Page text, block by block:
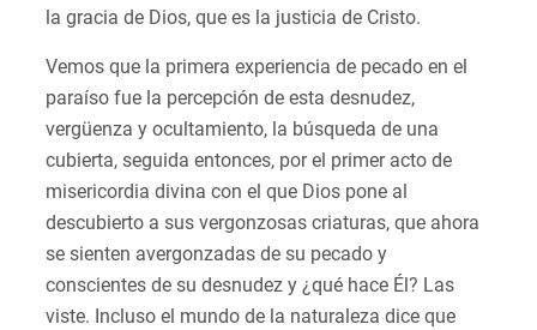
la gracia de Dios, que es la justicia de Cristo.
Vemos que la primera experiencia de pecado en el
paraíso fue la percepción de esta desnudez,
vergüenza y ocultamiento, la búsqueda de una
cubierta, seguida entonces, por el primer acto de
misericordia divina con el que Dios pone al
descubierto a sus vergonzosas criaturas, que ahora
se sienten avergonzadas de su pecado y
conscientes de su desnudez y ¿qué hace Él? Las
viste. Incluso el mundo de la naturaleza dice que